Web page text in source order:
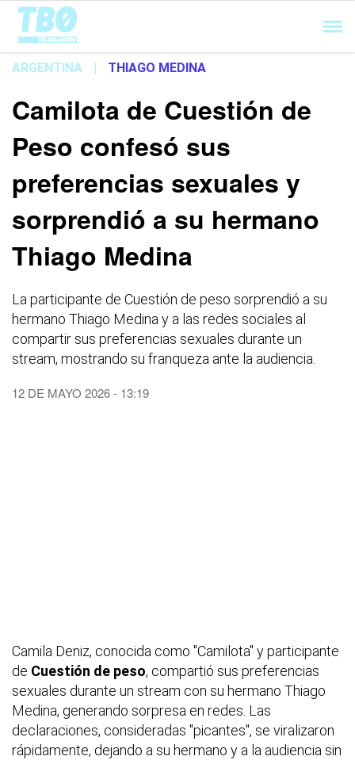
Cargando...
ARGENTINA | THIAGO MEDINA
Camilota de Cuestión de
Peso confesó sus
preferencias sexuales y
sorprendió a su hermano
Thiago Medina
La participante de Cuestión de peso sorprendió a su
hermano Thiago Medina y a las redes sociales al
compartir sus preferencias sexuales durante un
stream, mostrando su franqueza ante la audiencia.
12 DE MAYO 2026 - 13:19
Camila Deniz, conocida como "Camilota" y participante
de Cuestión de peso, compartió sus preferencias
sexuales durante un stream con su hermano Thiago
Medina, generando sorpresa en redes. Las
declaraciones, consideradas "picantes", se viralizaron
rápidamente, dejando a su hermano y a la audiencia sin